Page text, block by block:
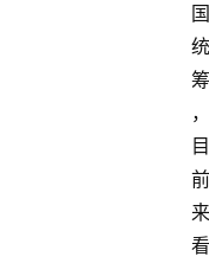
国
统
筹
，
目
前
来
看